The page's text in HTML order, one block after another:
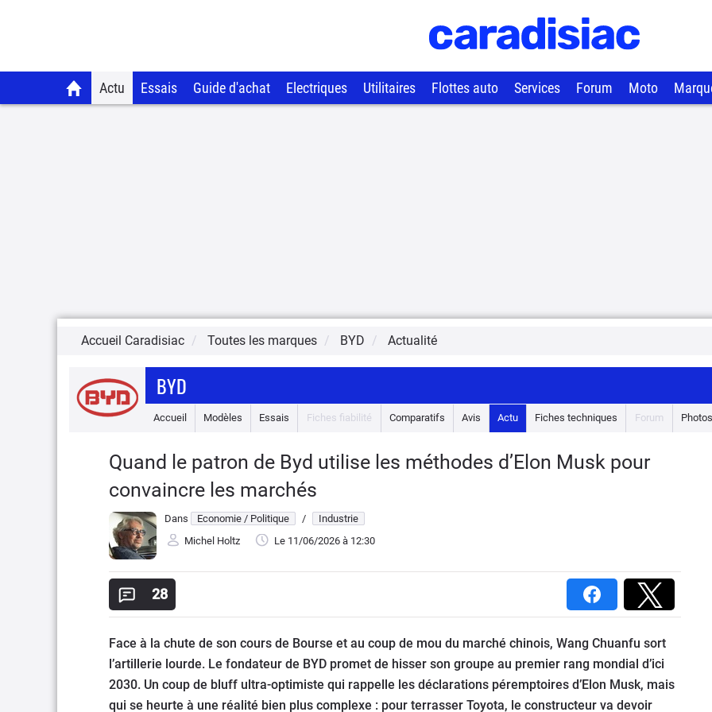
Actu Essais Guide d'achat Electriques Utilitaires Flottes auto Services Forum Moto
Accueil Caradisiac Toutes les marques BYD Actualité
BYD
Accueil Modèles Essais Fiches fiabilité Comparatifs Avis Actu Fiches techniques Forum Photos
Quand le patron de Byd utilise les méthodes d’Elon Musk pour
convaincre les marchés
Dans Economie / Politique /
Industrie
Michel Holtz
Le 11/06/2026 à 12:30
28
Face à la chute de son cours de Bourse et au coup de mou du marché chinois, Wang Chuanfu sort
l’artillerie lourde. Le fondateur de BYD promet de hisser son groupe au premier rang mondial d’ici
2030. Un coup de bluff ultra-optimiste qui rappelle les déclarations péremptoires d’Elon Musk, mais
qui se heurte à une réalité bien plus complexe : pour terrasser Toyota, le constructeur va devoir